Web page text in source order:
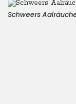
Schweers